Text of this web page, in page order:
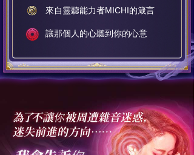
來自靈聽能力者MICHI的箴言
讓那個人的心聽到你的心意